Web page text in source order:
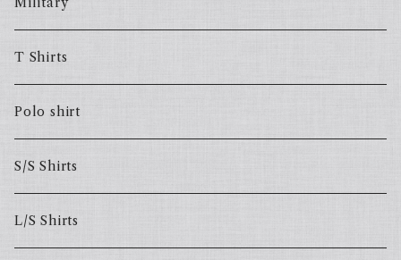
T Shirts
Polo shirt
S/S Shirts
L/S Shirts